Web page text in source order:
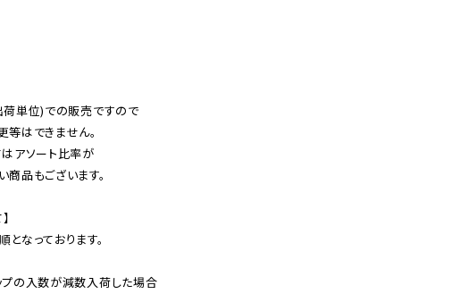
単位)での販売ですので
等はできません。
はアソート比率が
品もございます。
なっております。
プの入数が減数入荷した場合